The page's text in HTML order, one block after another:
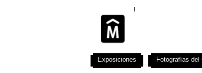
Exposiciones Fotografías del